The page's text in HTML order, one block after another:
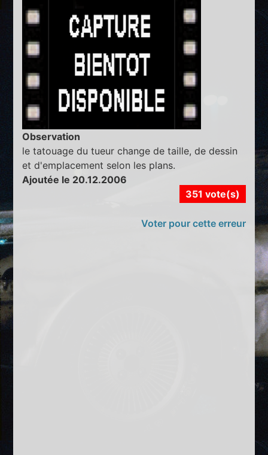
Observation
le tatouage du tueur change de taille, de dessin
et d'emplacement selon les plans.
Ajoutée le 20.12.2006
351 vote(s)
Voter pour cette erreur